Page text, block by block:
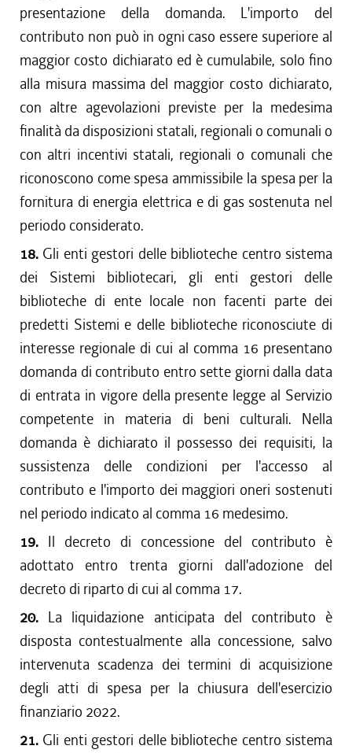
presentazione della domanda. L'importo del
contributo non può in ogni caso essere superiore al
maggior costo dichiarato ed è cumulabile, solo fino
alla misura massima del maggior costo dichiarato,
con altre agevolazioni previste per la medesima
finalità da disposizioni statali, regionali o comunali o
con altri incentivi statali, regionali o comunali che
riconoscono come spesa ammissibile la spesa per la
fornitura di energia elettrica e di gas sostenuta nel
periodo considerato.
18. Gli enti gestori delle biblioteche centro sistema
dei Sistemi bibliotecari, gli enti gestori delle
biblioteche di ente locale non facenti parte dei
predetti Sistemi e delle biblioteche riconosciute di
interesse regionale di cui al comma 16 presentano
domanda di contributo entro sette giorni dalla data
di entrata in vigore della presente legge al Servizio
competente in materia di beni culturali. Nella
domanda è dichiarato il possesso dei requisiti, la
sussistenza delle condizioni per l'accesso al
contributo e l'importo dei maggiori oneri sostenuti
nel periodo indicato al comma 16 medesimo.
19. Il decreto di concessione del contributo è
adottato entro trenta giorni dall'adozione del
decreto di riparto di cui al comma 17.
20. La liquidazione anticipata del contributo è
disposta contestualmente alla concessione, salvo
intervenuta scadenza dei termini di acquisizione
degli atti di spesa per la chiusura dell'esercizio
finanziario 2022.
21. Gli enti gestori delle biblioteche centro sistema